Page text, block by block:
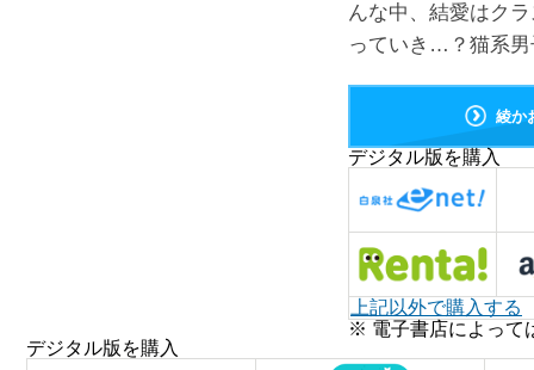
んな中、結愛はク
っていき…？猫系男
綾か
デジタル版を購入
上記以外で購入する
※ 電子書店によって
デジタル版を購入